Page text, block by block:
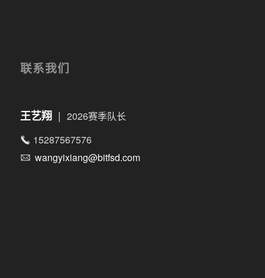
联系我们
王艺翔| 2026赛季队长
15287567576
wangyixiang@bitfsd.com